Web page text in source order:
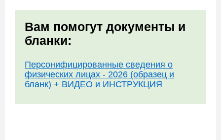
Вам помогут документы и
бланки:
Персонифицированные сведения о
физических лицах - 2026 (образец и
бланк) + ВИДЕО и ИНСТРУКЦИЯ